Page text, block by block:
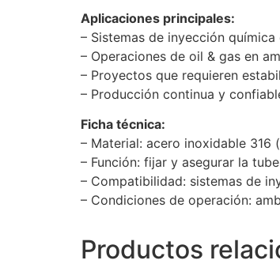
Aplicaciones principales:
– Sistemas de inyección
– Operaciones de oil & gas en
– Proyectos que requieren
– Producción continua y
Ficha técnica:
– Material: acero inoxidable 316
– Función: fijar y asegurar la
– Compatibilidad: sistemas de
– Condiciones de operación:
Productos